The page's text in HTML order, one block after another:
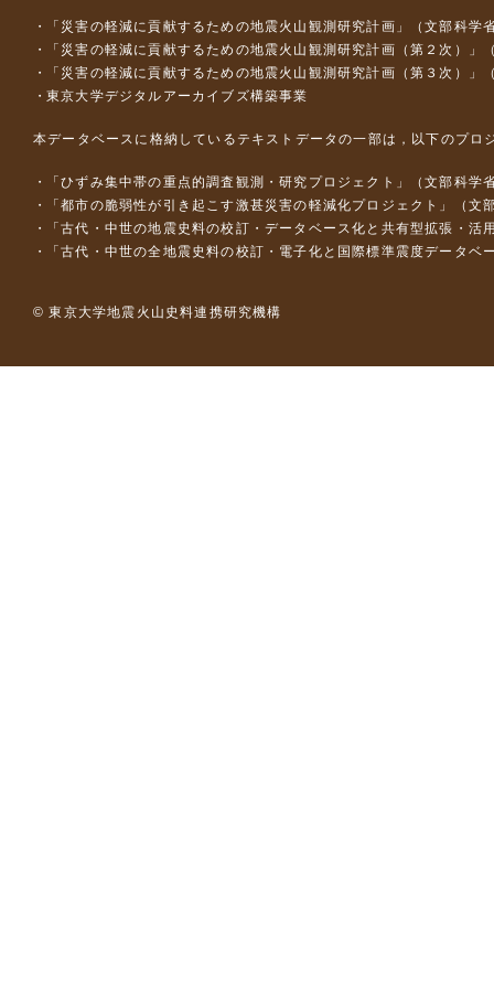
「災害の軽減に貢献するための地震火山観測研究計画」（文部科学
「災害の軽減に貢献するための地震火山観測研究計画（第２次）」
「災害の軽減に貢献するための地震火山観測研究計画（第３次）」
東京大学デジタルアーカイブズ構築事業
本データベースに格納しているテキストデータの一部は，以下のプロ
「ひずみ集中帯の重点的調査観測・研究プロジェクト」（文部科
「都市の脆弱性が引き起こす激甚災害の軽減化プロジェクト」（
「古代・中世の地震史料の校訂・データベース化と共有型拡張・
「古代・中世の全地震史料の校訂・電子化と国際標準震度データ
© 東京大学地震火山史料連携研究機構